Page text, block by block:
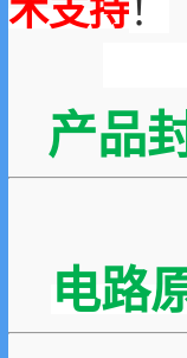
术支持！
产品
电路